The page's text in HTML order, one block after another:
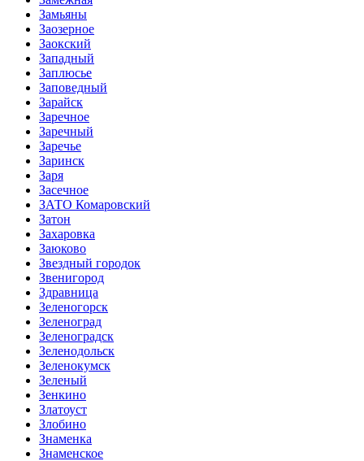
Замьяны
Заозерное
Заокский
Западный
Заплюсье
Заповедный
Зарайск
Заречное
Заречный
Заречье
Заринск
Заря
Засечное
ЗАТО Комаровский
Затон
Захаровка
Заюково
Звездный городок
Звенигород
Здравница
Зеленогорск
Зеленоград
Зеленоградск
Зеленодольск
Зеленокумск
Зеленый
Зенкино
Златоуст
Злобино
Знаменка
Знаменское